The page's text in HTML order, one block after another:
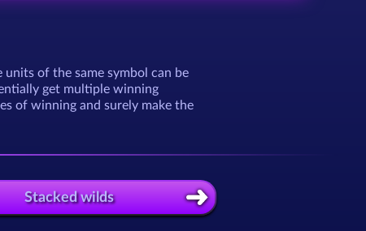
of the same symbol can be
get multiple winning
of winning and surely make the
Stacked wilds